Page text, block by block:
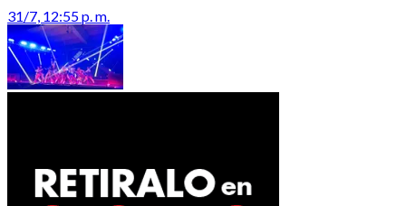
31/7, 12:55 p. m.